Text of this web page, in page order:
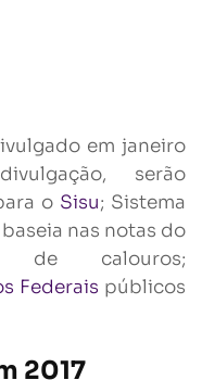
em janeiro
serão
o Sisu; Sistema
nas notas do
de calouros;
Federais públicos
2017